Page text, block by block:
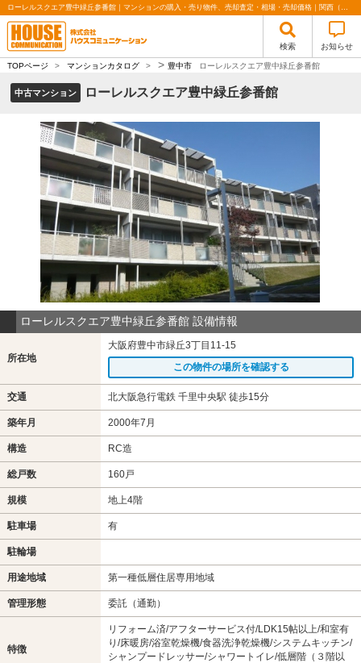
ローレルスクエア豊中緑丘参番館｜マンションの購入・売り物件、売却査定・相場・売却価格｜関西（大阪・北摂・神戸）・関東（東京）で不動産の購入・売却、注文住宅、リノベーションの事なら株式会社ハウスコミュニケーション
検索 お知らせ
TOPページ > マンションカタログ > > 豊中市 ローレルスクエア豊中緑丘参番館
中古マンション ローレルスクエア豊中緑丘参番館
ローレルスクエア豊中緑丘参番館 設備情報
所在地
大阪府豊中市緑丘3丁目11-15
この物件の場所を確認する
交通 北大阪急行電鉄 千里中央駅 徒歩15分
築年月 2000年7月
構造 RC造
総戸数 160戸
規模 地上4階
駐車場 有
駐輪場
用途地域 第一種低層住居専用地域
管理形態 委託（通勤）
特徴
リフォーム済/アフターサービス付/LDK15帖以上/和室有
り/床暖房/浴室乾燥機/食器洗浄乾燥機/システムキッチン/
シャンプードレッサー/シャワートイレ/低層階（３階以